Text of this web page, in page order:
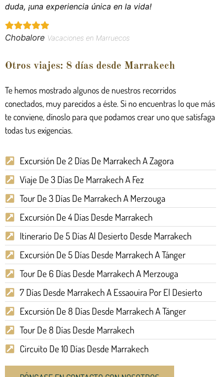
duda, ¡una experiencia única en la vida!
Chobalore Vacaciones en Marruecos
Otros viajes: 8 días desde Marrakech
Te hemos mostrado algunos de nuestros recorridos
conectados, muy parecidos a éste. Si no encuentras lo que más
te conviene, dínoslo para que podamos crear uno que satisfaga
todas tus exigencias.
Excursión De 2 Días De Marrakech A Zagora
Viaje De 3 Días De Marrakech A Fez
Tour De 3 Días De Marrakech A Merzouga
Excursión De 4 Días Desde Marrakech
Itinerario De 5 Días Al Desierto Desde Marrakech
Excursión De 5 Días Desde Marrakech A Tánger
Tour De 6 Días Desde Marrakech A Merzouga
7 Días Desde Marrakech A Essaouira Por El Desierto
Excursión De 8 Días Desde Marrakech A Tánger
Tour De 8 Días Desde Marrakech
Circuito De 10 Días Desde Marrakech